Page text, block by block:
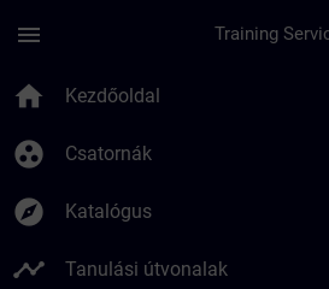
menu
home Kezdőoldal
group_work Csatornák
explore Katalógus
timeline Tanulási útvonalak